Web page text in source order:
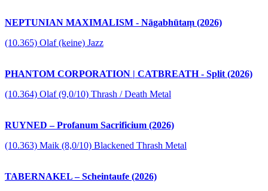
NEPTUNIAN MAXIMALISM - Nāgabhūtaṃ (2026)
(10.365) Olaf (keine) Jazz
PHANTOM CORPORATION | CATBREATH - Split (2026)
(10.364) Olaf (9,0/10) Thrash / Death Metal
RUYNED – Profanum Sacrificium (2026)
(10.363) Maik (8,0/10) Blackened Thrash Metal
TABERNAKEL – Scheintaufe (2026)